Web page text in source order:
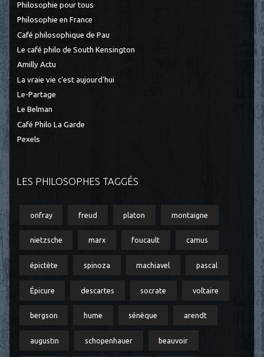
Philosophie pour tous
Philosophie en France
Café philosophique de Pau
Le café philo de South Kensington
Amilly Actu
La vraie vie c'est aujourd'hui
Le-Partage
Le Belman
Café Philo La Garde
Pexels
LES PHILOSOPHES TAGGÉS
onfray freud platon montaigne
nietzsche marx foucault camus
épictète spinoza machiavel pascal
Épicure descartes socrate voltaire
bergson hume sénèque arendt
augustin schopenhauer beauvoir